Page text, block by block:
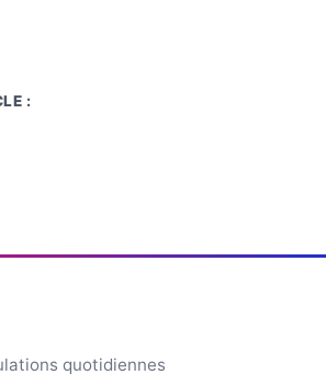
:
quotidiennes